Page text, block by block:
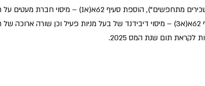
מספריות מפורטות של תיקון סעיף 62א(א) לפקודה (מיסוי "שכירים
25%, סעיף 62א(א2) – מיסוי חברות מעטים בשותפויות, סעיף 62א(א3) – מיסוי דיבידנד של בעל מניות
תום שנת המס 2025.